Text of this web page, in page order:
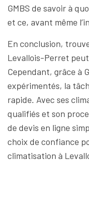
GMBS de savoir à
et ce, avant même
En conclusion,
Levallois-Perret
Cependant, grâce à
expérimentés, la
rapide. Avec ses
qualifiés et son
de devis en ligne
choix de confiance
climatisation à